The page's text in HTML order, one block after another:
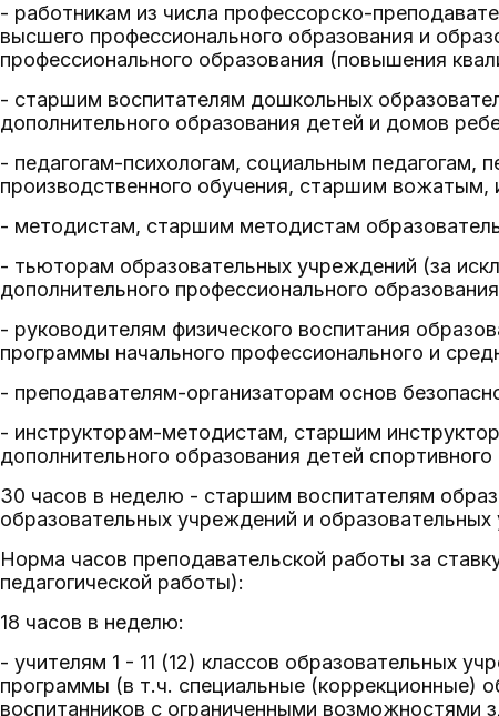
- работникам из числа профессорско-
высшего профессионального образования и
профессионального образования (повышения
- старшим воспитателям дошкольных
дополнительного образования детей и домов
- педагогам-психологам, социальным педагогам,
производственного обучения, старшим вожатым,
- методистам, старшим методистам
- тьюторам образовательных учреждений (за
дополнительного профессионального
- руководителям физического воспитания
программы начального профессионального и
- преподавателям-организаторам основ
- инструкторам-методистам, старшим
дополнительного образования детей
30 часов в неделю - старшим воспитателям
образовательных учреждений и
Норма часов преподавательской работы за
педагогической работы):
18 часов в неделю:
- учителям 1 - 11 (12) классов образовательных
программы (в т.ч. специальные (коррекционные)
воспитанников с ограниченными возможностями